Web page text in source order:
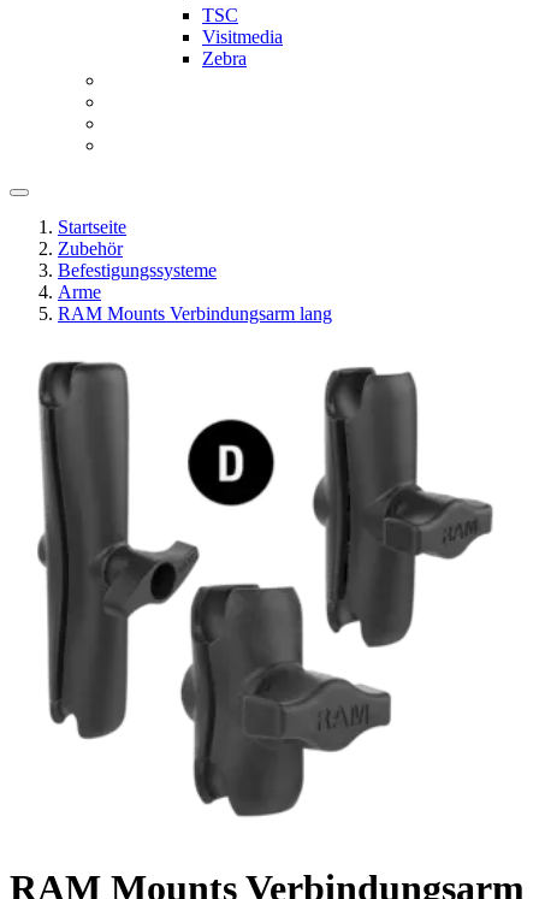
TSC
Visitmedia
Zebra
Startseite
Zubehör
Befestigungssysteme
Arme
RAM Mounts Verbindungsarm lang
RAM Mounts Verbindungsarm